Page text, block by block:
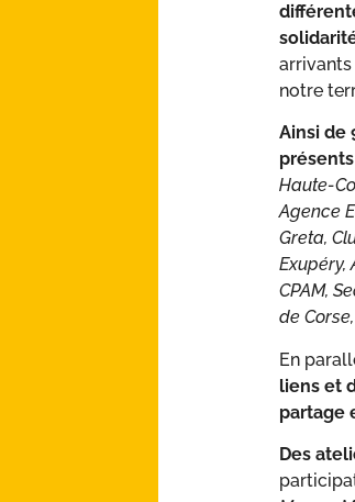
arrivants
notre
Ainsi de
Haute-
Agence
Greta,
CPAM,
de
En
liens et
partage
Des